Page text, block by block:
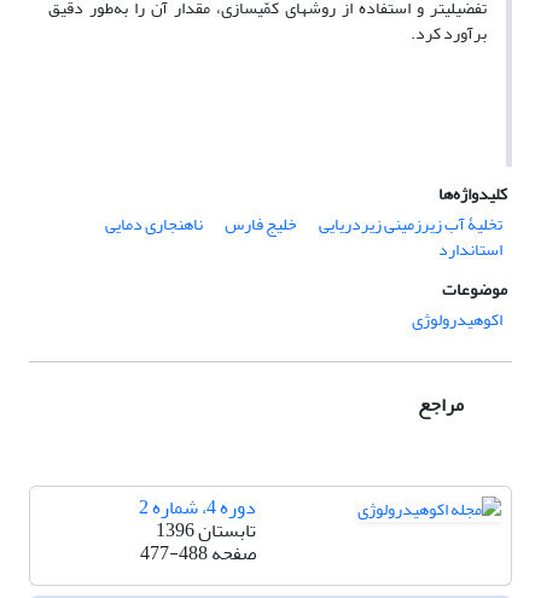
تفضیلی‏تر و استفاده از روش‏های کمّی‏سازی، مقدار آن را به‌طور دقیق
برآورد کرد.
کلیدواژه‌ها
تخلیۀ آب زیرزمینی زیردریایی
خلیج فارس ناهنجاری دمایی
استاندارد
موضوعات
اکوهیدرولوژی
مراجع
دوره 4، شماره 2
تابستان 1396
صفحه477-488